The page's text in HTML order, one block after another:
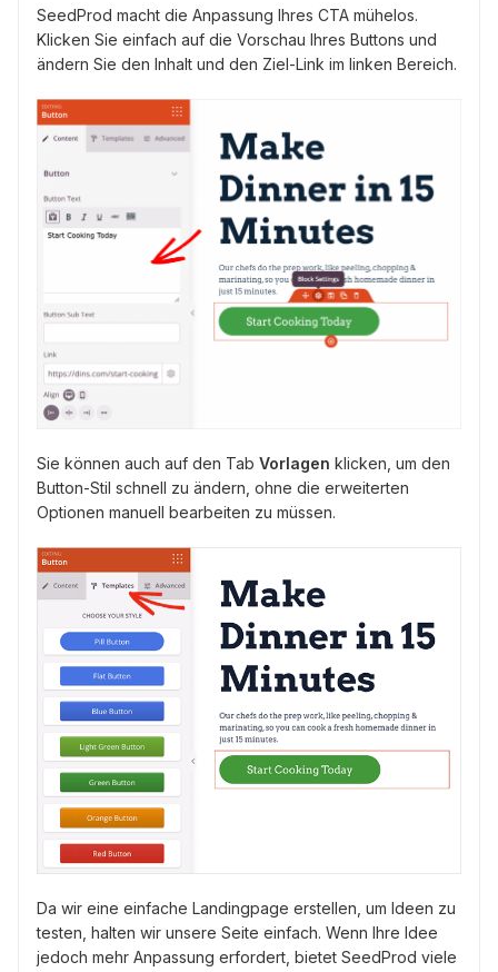
SeedProd macht die Anpassung Ihres CTA mühelos.
Klicken Sie einfach auf die Vorschau Ihres Buttons und
ändern Sie den Inhalt und den Ziel-Link im linken Bereich.
Sie können auch auf den Tab Vorlagen klicken, um den
Button-Stil schnell zu ändern, ohne die erweiterten
Optionen manuell bearbeiten zu müssen.
Da wir eine einfache Landingpage erstellen, um Ideen zu
testen, halten wir unsere Seite einfach. Wenn Ihre Idee
jedoch mehr Anpassung erfordert, bietet SeedProd viele